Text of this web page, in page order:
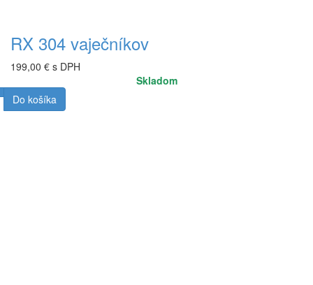
RX 304 vaječníkov
199,00 € s DPH
Skladom
Do košíka